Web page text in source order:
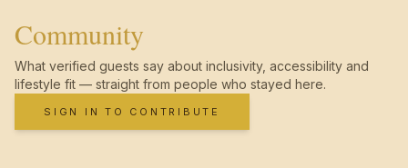
Community
What verified guests say about inclusivity, accessibility and
lifestyle fit — straight from people who stayed here.
SIGN IN TO CONTRIBUTE